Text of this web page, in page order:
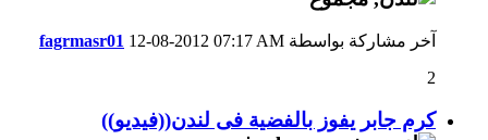
آخر مشاركة بواسطة fagrmasr01 12-08-2012 07:17 AM
2
كرم جابر يفوز بالفضية فى لندن((فيديو))